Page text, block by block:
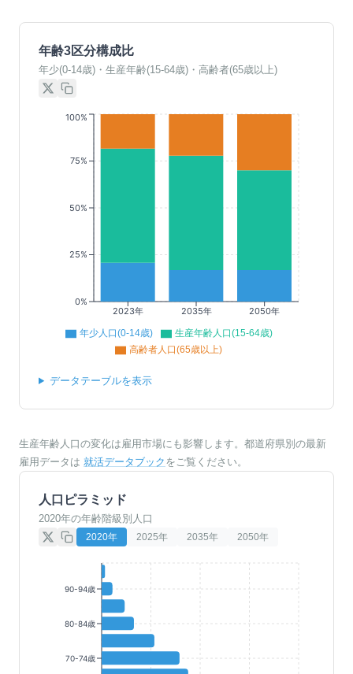
年齢3区分構成比
年少(0-14歳)・生産年齢(15-64歳)・高齢者(65歳以上)
2023年 2035年 2050年
0%
25%
50%
75%
100%
年少人口(0-14歳)
生産年齢人口(15-64歳)
高齢者人口(65歳以上)
データテーブルを表示
生産年齢人口の変化は雇用市場にも影響します。都道府県別の最新
雇用データは 就活データブック をご覧ください。
人口ピラミッド
2020年の年齢階級別人口
2020年 2025年 2035年 2050年
90-94歳
80-84歳
70-74歳